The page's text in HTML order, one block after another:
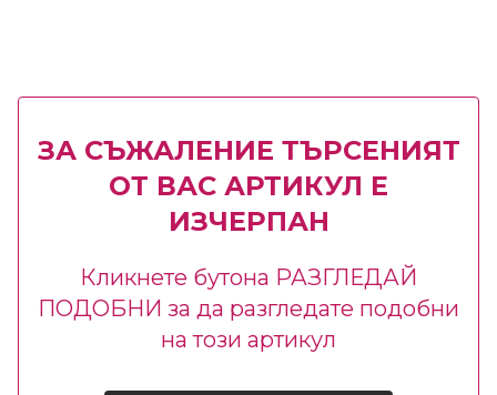
ЗА СЪЖАЛЕНИЕ ТЪРСЕНИЯТ
ОТ ВАС АРТИКУЛ Е
ИЗЧЕРПАН
Кликнете бутона РАЗГЛЕДАЙ
ПОДОБНИ за да разгледате подобни
на този артикул